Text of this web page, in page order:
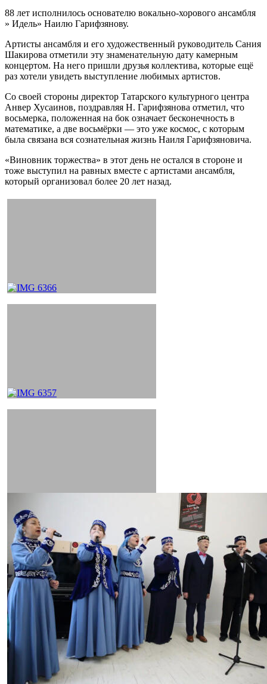
88 лет исполнилось основателю вокально-хорового ансамбля
» Идель» Наилю Гарифзянову.
Артисты ансамбля и его художественный руководитель Сания
Шакирова отметили эту знаменательную дату камерным
концертом. На него пришли друзья коллектива, которые ещё
раз хотели увидеть выступление любимых артистов.
Со своей стороны директор Татарского культурного центра
Анвер Хусаинов, поздравляя Н. Гарифзянова отметил, что
восьмерка, положенная на бок означает бесконечность в
математике, а две восьмёрки — это уже космос, с которым
была связана вся сознательная жизнь Наиля Гарифзяновича.
«Виновник торжества» в этот день не остался в стороне и
тоже выступил на равных вместе с артистами ансамбля,
который организовал более 20 лет назад.